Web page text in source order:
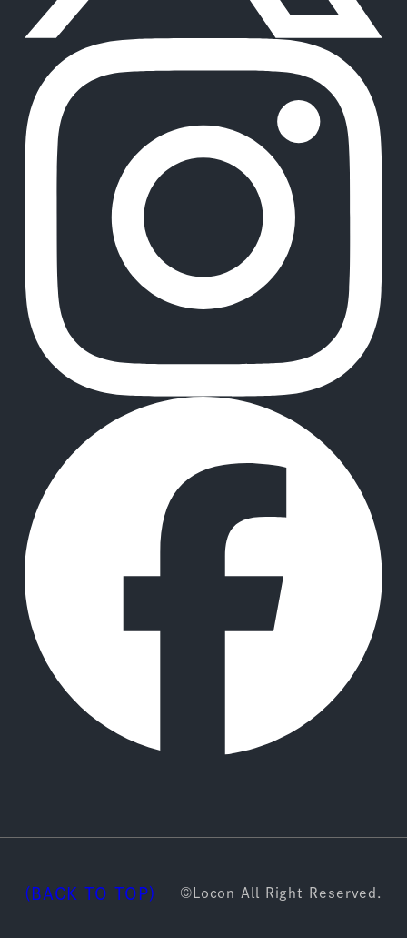
(BACK TO TOP) ©Locon All Right Reserved.